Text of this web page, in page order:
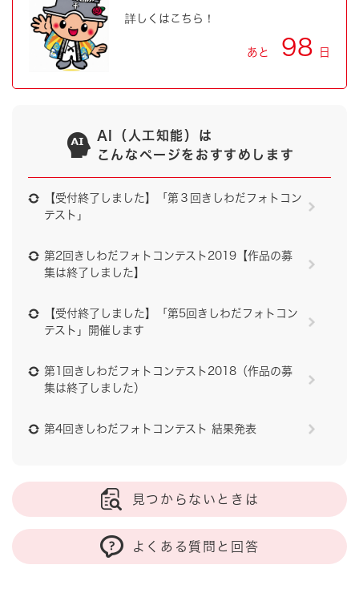
詳しくはこちら！
あと 98 日
AI（人工知能）は
こんなページをおすすめします
【受付終了しました】「第３回きしわだフォトコン
テスト」
第2回きしわだフォトコンテスト2019【作品の募
集は終了しました】
【受付終了しました】「第5回きしわだフォトコン
テスト」開催します
第1回きしわだフォトコンテスト2018（作品の募
集は終了しました）
第4回きしわだフォトコンテスト 結果発表
見つからないときは
よくある質問と回答